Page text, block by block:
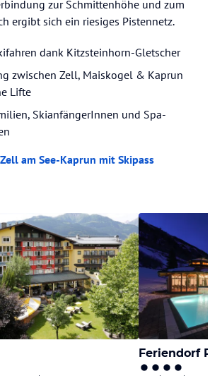
zur Schmittenhöhe und zum
ergibt sich ein riesiges Pistennetz.
dank Kitzsteinhorn-Gletscher
zwischen Zell, Maiskogel & Kaprun
Lifte
SkianfängerInnen und Spa-
am See-Kaprun mit Skipass
Feriendorf